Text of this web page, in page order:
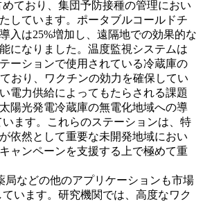
めており、集団予防接種の管理におい
しています。ポータブルコールドチ
入は25%増加し、遠隔地での効果的な
になりました。温度監視システムは
ーションで使用されている冷蔵庫の
おり、ワクチンの効力を確保してい
電力供給によってもたらされる課題
陽光発電冷蔵庫の無電化地域への導
います。これらのステーションは、特
依然として重要な未開発地域におい
ャンペーンを支援する上で極めて重
局などの他のアプリケーションも市場
ています。研究機関では、高度なワク